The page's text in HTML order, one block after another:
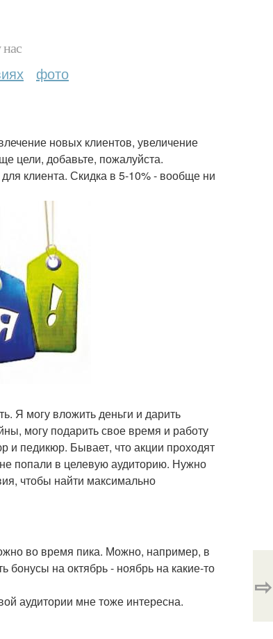
фото
новых клиентов, увеличение
цели, добавьте, пожалуйста.
клиента. Скидка в 5-10% - вообще ни
Я могу вложить деньги и дарить
могу подарить свое время и работу
и педикюр. Бывает, что акции проходят
попали в целевую аудиторию. Нужно
чтобы найти максимально
во время пика. Можно, например, в
бонусы на октябрь - ноябрь на какие-то
аудитории мне тоже интересна.
⇨